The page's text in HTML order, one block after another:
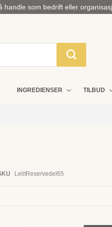
som bedrift eller
INGREDIENSER TILBUD
LelitReservedel65